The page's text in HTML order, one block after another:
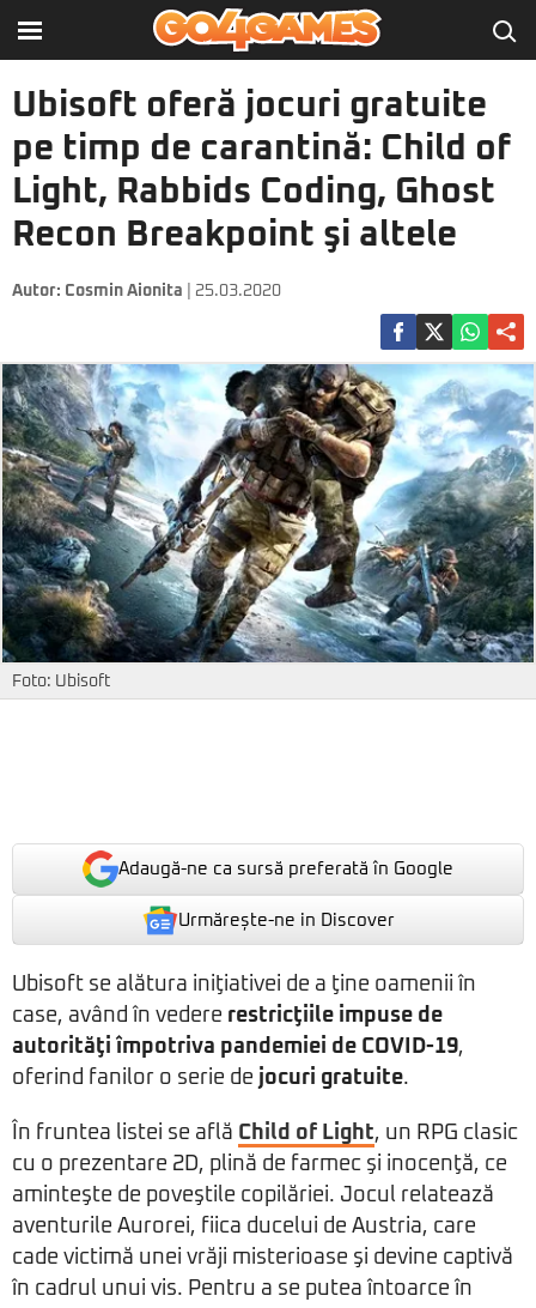
Ubisoft oferă jocuri gratuite
pe timp de carantină: Child of
Light, Rabbids Coding, Ghost
Recon Breakpoint şi altele
Autor: Cosmin Aionita | 25.03.2020
Foto: Ubisoft
Adaugă-ne ca sursă preferată în Google
Urmărește-ne in Discover
Ubisoft se alătura iniţiativei de a ţine oamenii în
case, având în vedere restricţiile impuse de
autorităţi împotriva pandemiei de COVID-19,
oferind fanilor o serie de jocuri gratuite.
În fruntea listei se află Child of Light, un RPG clasic
cu o prezentare 2D, plină de farmec şi inocenţă, ce
aminteşte de poveştile copilăriei. Jocul relatează
aventurile Aurorei, fiica ducelui de Austria, care
cade victimă unei vrăji misterioase şi devine captivă
în cadrul unui vis. Pentru a se putea întoarce în